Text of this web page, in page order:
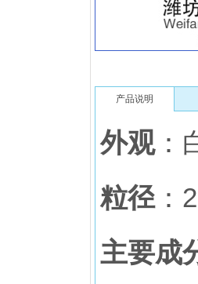
产品说明
外观：
粒径：
主要成